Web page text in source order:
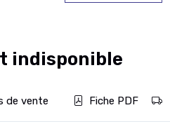
indisponible
de vente Fiche PDF